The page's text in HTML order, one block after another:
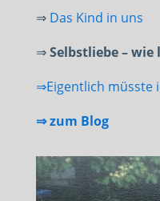
⇒ Das Kind in uns
⇒Selbstliebe –
⇒Eigentlich müsste
⇒ zum Blog